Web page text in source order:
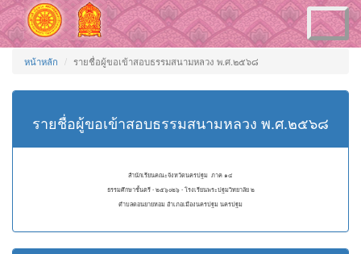
Toggle
navigation
หน้าหลัก รายชื่อผู้ขอเข้าสอบธรรมสนามหลวง พ.ศ.๒๕๖๘
รายชื่อผู้ขอเข้าสอบธรรมสนามหลวง พ.ศ.๒๕๖๘
สำนักเรียนคณะจังหวัดนครปฐม ภาค ๑๔
ธรรมศึกษาชั้นตรี - ๒๕๖๐๒๖ - โรงเรียนพระปฐมวิทยาลัย ๒
ตำบลดอนยายหอม อำเภอเมืองนครปฐม นครปฐม